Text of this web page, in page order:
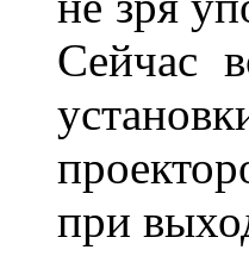
Сейчас
при